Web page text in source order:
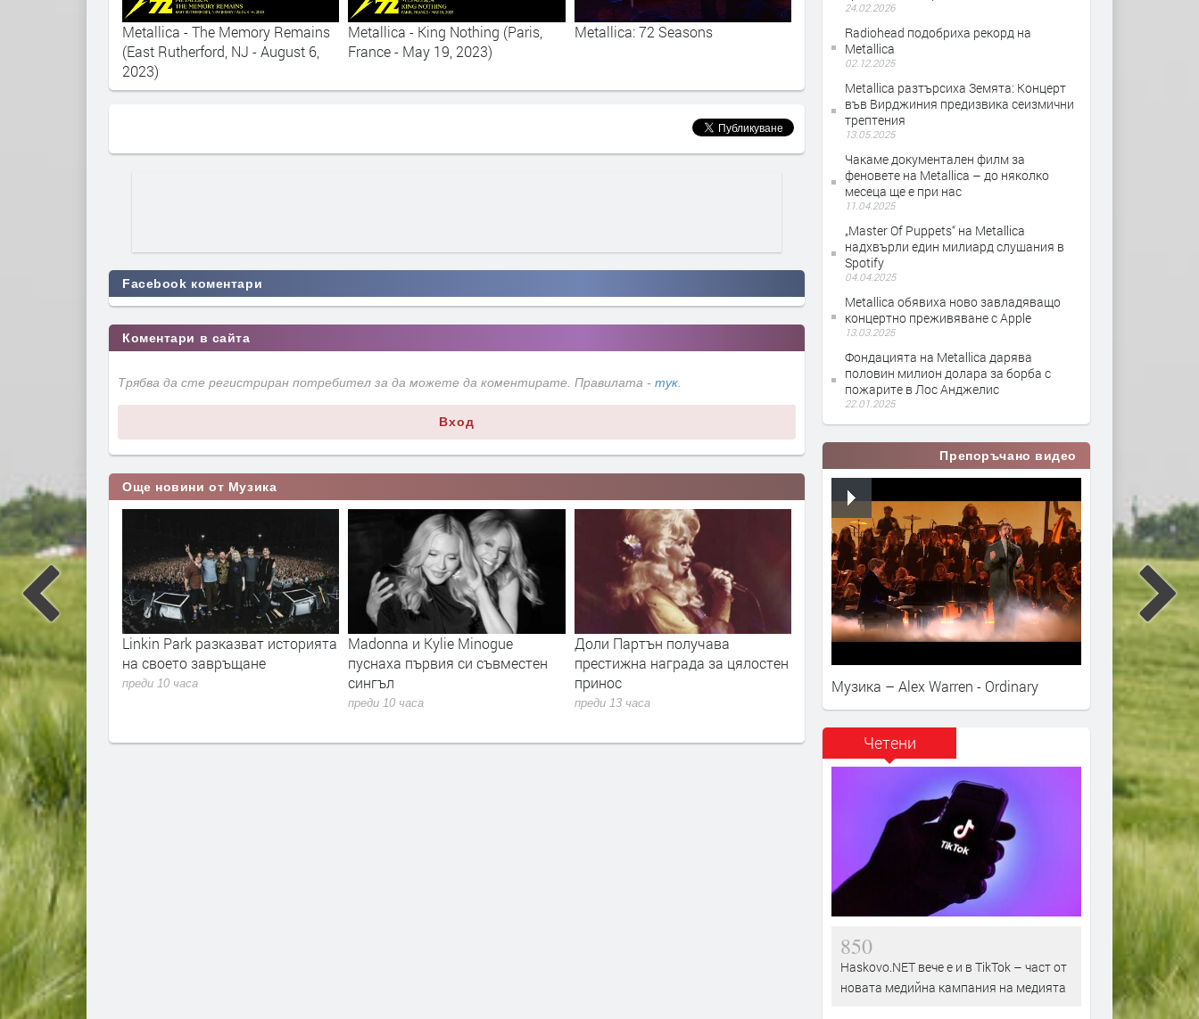
Metallica - The Memory Remains
(East Rutherford, NJ - August 6,
2023)
Metallica - King Nothing (Paris,
France - May 19, 2023)
Metallica: 72 Seasons Metallica - If Darkness Had a Son Metallica - Screaming
Facebook коментари
Коментари в сайта
Трябва да сте регистриран потребител за да можете да коментирате. Правилата - тук.
Вход
Още новини от Музика
на 23
за
Linkin Park разказват историята
на своето завръщане
преди 10 часа
Madonna и Kylie Minogue
пуснаха първия си съвместен
сингъл
преди 10 часа
Доли Партън получава
престижна награда за цялостен
принос
преди 13 часа
Янка Рупкина и „Мистерията на
българските гласове“ звучат в
новия сингъл на Ели Годлинг
„Опера на площада“ 2026
завършва с грандиозен
спектакъл
24.02.2026
Radiohead подобриха рекорд на
Metallica
02.12.2025
Metallica разтърсиха Земята: Концерт
във Вирджиния предизвика сеизмични
трептения
13.05.2025
Чакаме документален филм за
феновете на Metallica – до няколко
месеца ще е при нас
11.04.2025
„Master Of Puppets“ на Metallica
надхвърли един милиард слушания в
Spotify
04.04.2025
Metallica обявиха ново завладяващо
концертно преживяване с Apple
13.03.2025
Фондацията на Metallica дарява
половин милион долара за борба с
пожарите в Лос Анджелис
22.01.2025
Препоръчано видео
Музика – Alex Warren - Ordinary
Четени
850
Haskovo.NET вече е и в TikTok – част от
новата медийна кампания на медията